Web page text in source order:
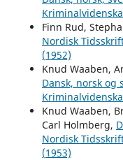
Finn Rud,
Nordisk
(1952)
Knud Waaben,
Dansk, norsk og
Knud Waaben,
Carl Holmberg,
Nordisk
(1953)